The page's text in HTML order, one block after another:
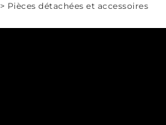
Pièces détachées et accessoires